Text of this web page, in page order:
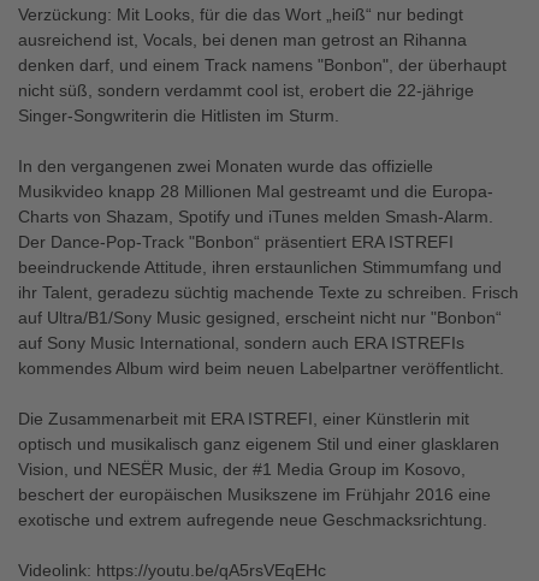
Verzückung: Mit Looks, für die das Wort „heiß“ nur bedingt
ausreichend ist, Vocals, bei denen man getrost an Rihanna
denken darf, und einem Track namens "Bonbon", der überhaupt
nicht süß, sondern verdammt cool ist, erobert die 22-jährige
Singer-Songwriterin die Hitlisten im Sturm.
In den vergangenen zwei Monaten wurde das offizielle
Musikvideo knapp 28 Millionen Mal gestreamt und die Europa-
Charts von Shazam, Spotify und iTunes melden Smash-Alarm.
Der Dance-Pop-Track "Bonbon“ präsentiert ERA ISTREFI
beeindruckende Attitude, ihren erstaunlichen Stimmumfang und
ihr Talent, geradezu süchtig machende Texte zu schreiben. Frisch
auf Ultra/B1/Sony Music gesigned, erscheint nicht nur "Bonbon“
auf Sony Music International, sondern auch ERA ISTREFIs
kommendes Album wird beim neuen Labelpartner veröffentlicht.
Die Zusammenarbeit mit ERA ISTREFI, einer Künstlerin mit
optisch und musikalisch ganz eigenem Stil und einer glasklaren
Vision, und NESËR Music, der #1 Media Group im Kosovo,
beschert der europäischen Musikszene im Frühjahr 2016 eine
exotische und extrem aufregende neue Geschmacksrichtung.
Videolink: https://youtu.be/qA5rsVEqEHc